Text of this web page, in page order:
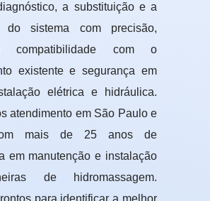
a substituição e a
do sistema com precisão,
compatibilidade com o
existente e segurança em
elétrica e hidráulica.
atendimento em São Paulo e
mais de 25 anos de
em manutenção e instalação
de hidromassagem.